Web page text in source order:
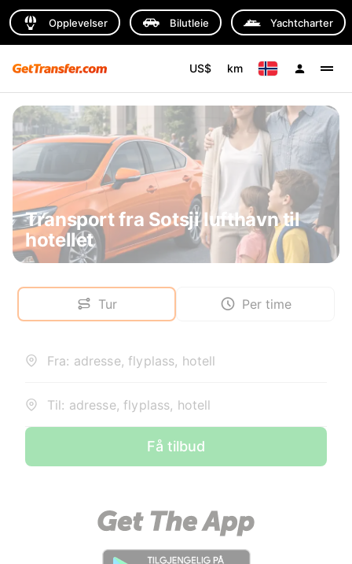
Opplevelser Bilutleie Yachtcharter
US$ km
Transport fra Sotsji lufthavn til
hotellet
Tur Per time
Fra: adresse, flyplass, hotell
Til: adresse, flyplass, hotell
Få tilbud